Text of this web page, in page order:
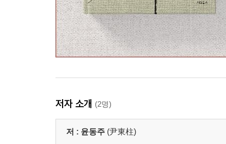
저자 소개 (2명)
저 : 윤동주 (尹東柱)